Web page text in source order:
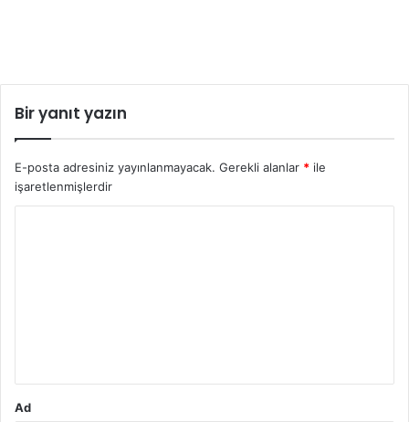
Bir yanıt yazın
E-posta adresiniz yayınlanmayacak. Gerekli alanlar * ile
işaretlenmişlerdir
Ad